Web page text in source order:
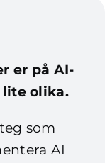
er på AI-
olika.
som
AI